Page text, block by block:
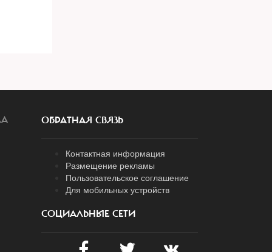
ОБРАТНАЯ СВЯЗЬ
Контактная информация
Размещение рекламы
Пользовательское соглашение
Для мобильных устройств
СОЦИАЛЬНЫЕ СЕТИ